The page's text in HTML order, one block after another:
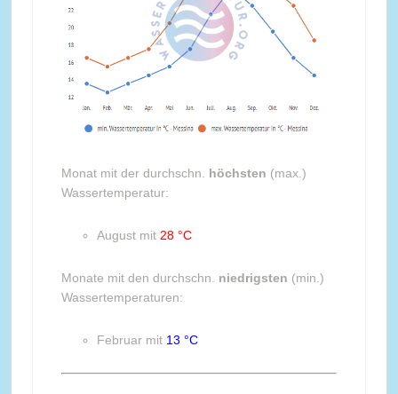
Monat mit der durchschn. höchsten (max.)
Wassertemperatur:
August mit 28 °C
Monate mit den durchschn. niedrigsten (min.)
Wassertemperaturen:
Februar mit 13 °C